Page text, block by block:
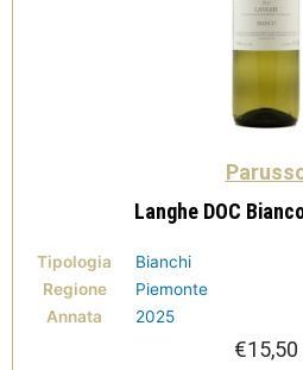
Langhe DOC
Tipologia
Bianchi
Regione
Piemonte
Annata
2025
€15,50